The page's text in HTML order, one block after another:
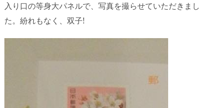
入り口の等身大パネルで、写真を撮らせていただきまし
た。紛れもなく、双子!